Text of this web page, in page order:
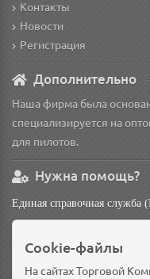
Контакты
Новости
Регистрация
Дополнительно
Наша фирма была
специализируется на
для пилотов.
Нужна помощь?
Единая справочная служба
non
Основной склад: Германия,
Доп. склад: Россия, Омск
Cookie-файлы
На сайтах Торговой